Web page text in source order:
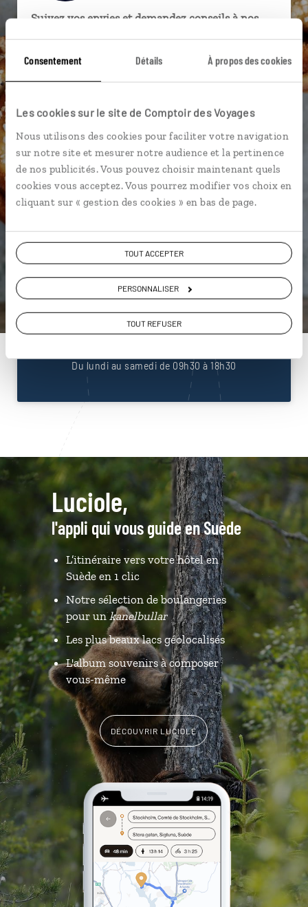
Consentement Détails À propos des cookies
Les cookies sur le site de Comptoir des Voyages
Nous utilisons des cookies pour faciliter votre navigation
sur notre site et mesurer notre audience et la pertinence
de nos publicités. Vous pouvez choisir maintenant quels
cookies vous acceptez. Vous pourrez modifier vos choix en
cliquant sur « gestion des cookies » en bas de page.
TOUT ACCEPTER
PERSONNALISER
TOUT REFUSER
Suivez vos envies et demandez conseils à nos
Ils sauront organiser votre itinéraire au plus
près de vos envies et de la réalité du pays.
connectés en agence, mais aussi par email ou
téléphone.
Vous gardez le même interlocuteur avant,
pendant et après votre voyage.
DEMANDER UN DEVIS
ou
Construisez votre voyage avec un spécialiste Suède
01 86 95 65 53
Du lundi au samedi de 09h30 à 18h30
Luciole,
l'appli qui vous guide en Suède
L’itinéraire vers votre hôtel en
Suède en 1 clic
Notre sélection de boulangeries
pour un kanelbullar
Les plus beaux lacs géolocalisés
L'album souvenirs à composer
vous-même
DÉCOUVRIR LUCIOLE